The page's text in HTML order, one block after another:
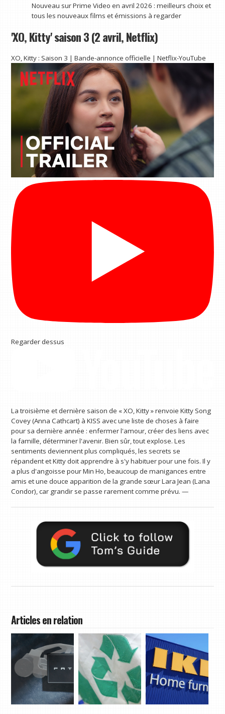
Nouveau sur Prime Video en avril 2026 : meilleurs choix et
tous les nouveaux films et émissions à regarder
'XO, Kitty' saison 3 (2 avril, Netflix)
XO, Kitty : Saison 3 | Bande-annonce officielle | Netflix-YouTube
Regarder dessus
La troisième et dernière saison de « XO, Kitty » renvoie Kitty Song
Covey (Anna Cathcart) à KISS avec une liste de choses à faire
pour sa dernière année : enfermer l'amour, créer des liens avec
la famille, déterminer l'avenir. Bien sûr, tout explose. Les
sentiments deviennent plus compliqués, les secrets se
répandent et Kitty doit apprendre à s'y habituer pour une fois. Il y
a plus d'angoisse pour Min Ho, beaucoup de manigances entre
amis et une douce apparition de la grande sœur Lara Jean (Lana
Condor), car grandir se passe rarement comme prévu. —
Articles en relation